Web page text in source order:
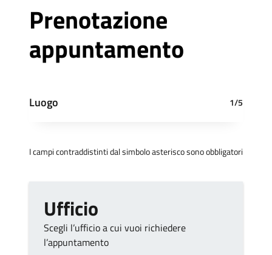
Prenotazione
appuntamento
Luogo 1/5
I campi contraddistinti dal simbolo asterisco sono obbligatori
Ufficio
Scegli l’ufficio a cui vuoi richiedere
l’appuntamento